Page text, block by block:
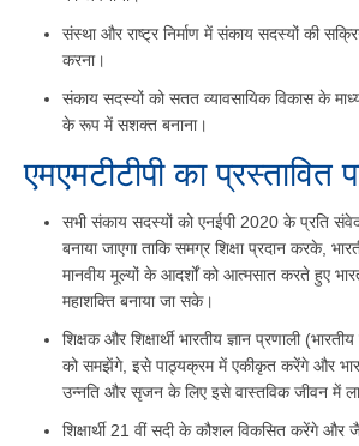
संस्था और राष्ट्र निर्माण में संकाय सदस्यों की
करना।
संकाय सदस्यों को सतत व्यावसायिक विकास के
के रूप में सशक्त बनाना।
एमएमटीटीपी का प्रस्तावित
सभी संकाय सदस्यों को एनईपी 2020 के प्रति
बनाया जाएगा ताकि समग्र शिक्षा प्रदान करके,
मानवीय मूल्यों के आदर्शों को आत्मसात करते हुए
महाशक्ति बनाया जा सके।
शिक्षक और शिक्षार्थी भारतीय ज्ञान प्रणाली
को समझेंगे, इसे पाठ्यक्रम में एकीकृत करेंगे और
उन्नति और सृजन के लिए इसे वास्तविक जीवन में
शिक्षार्थी 21 वीं सदी के कौशल विकसित करेंगे और